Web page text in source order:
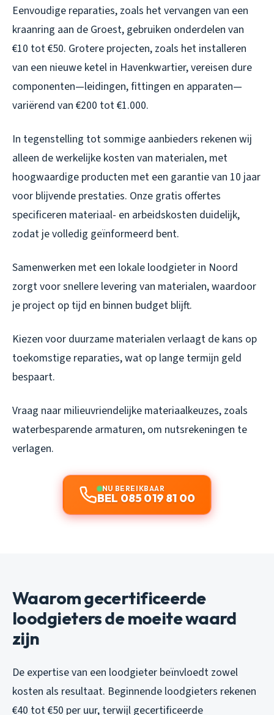
Eenvoudige reparaties, zoals het vervangen van een
kraanring aan de Groest, gebruiken onderdelen van
€10 tot €50. Grotere projecten, zoals het installeren
van een nieuwe ketel in Havenkwartier, vereisen dure
componenten—leidingen, fittingen en apparaten—
variërend van €200 tot €1.000.
In tegenstelling tot sommige aanbieders rekenen wij
alleen de werkelijke kosten van materialen, met
hoogwaardige producten met een garantie van 10 jaar
voor blijvende prestaties. Onze gratis offertes
specificeren materiaal- en arbeidskosten duidelijk,
zodat je volledig geïnformeerd bent.
Samenwerken met een lokale loodgieter in Noord
zorgt voor snellere levering van materialen, waardoor
je project op tijd en binnen budget blijft.
Kiezen voor duurzame materialen verlaagt de kans op
toekomstige reparaties, wat op lange termijn geld
bespaart.
Vraag naar milieuvriendelijke materiaalkeuzes, zoals
waterbesparende armaturen, om nutsrekeningen te
verlagen.
NU BEREIKBAAR
BEL 085 019 81 00
Waarom gecertificeerde
loodgieters de moeite waard
zijn
De expertise van een loodgieter beïnvloedt zowel
kosten als resultaat. Beginnende loodgieters rekenen
€40 tot €50 per uur, terwijl gecertificeerde